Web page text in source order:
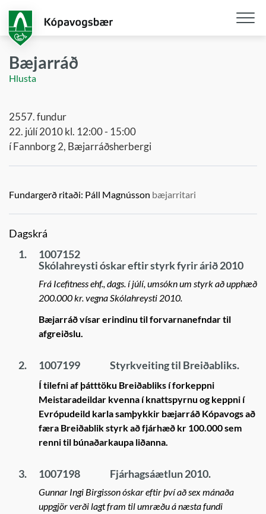
aðalefni
Bæjarráð
Hlusta
2557. fundur
22. júlí 2010 kl. 12:00 - 15:00
í Fannborg 2, Bæjarráðsherbergi
Fundargerð ritaði: Páll Magnússon bæjarritari
Dagskrá
1.
1007152
Skólahreysti óskar eftir styrk fyrir árið 2010
Frá Icefitness ehf., dags. í júlí, umsókn um styrk að upphæð
200.000 kr. vegna Skólahreysti 2010.
Bæjarráð vísar erindinu til forvarnanefndar til
afgreiðslu.
2. 1007199 Styrkveiting til Breiðabliks.
Í tilefni af þátttöku Breiðabliks í forkeppni
Meistaradeildar kvenna í knattspyrnu og keppni í
Evrópudeild karla samþykkir bæjarráð Kópavogs að
færa Breiðablik styrk að fjárhæð kr 100.000 sem
renni til búnaðarkaupa liðanna.
3. 1007198 Fjárhagsáætlun 2010.
Gunnar Ingi Birgisson óskar eftir því að sex mánaða
uppgjör verði lagt fram til umræðu á næsta fundi
Opna